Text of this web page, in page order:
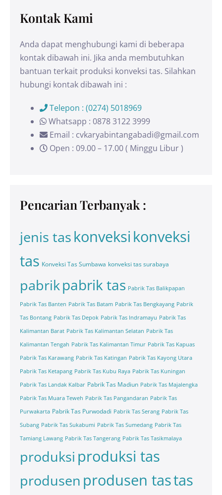
Kontak Kami
Anda dapat menghubungi kami di beberapa
kontak dibawah ini. Jika anda membutuhkan
bantuan terkait produksi konveksi tas. Silahkan
hubungi kontak dibawah ini :
Telepon : (0274) 5018969
Whatsapp : 0878 3122 3999
Email : cvkaryabintangabadi@gmail.com
Open : 09.00 – 17.00 ( Minggu Libur )
Pencarian Terbanyak :
jenis taskonveksi konveksi
tas Konveksi Tas Sumbawa konveksi tas surabaya
pabrikpabrik tas Pabrik Tas Balikpapan
Pabrik Tas Banten Pabrik Tas Batam Pabrik Tas Bengkayang Pabrik
Tas Bontang Pabrik Tas Depok Pabrik Tas Indramayu Pabrik Tas
Kalimantan Barat Pabrik Tas Kalimantan Selatan Pabrik Tas
Kalimantan Tengah Pabrik Tas Kalimantan Timur Pabrik Tas Kapuas
Pabrik Tas Karawang Pabrik Tas Katingan Pabrik Tas Kayong Utara
Pabrik Tas Ketapang Pabrik Tas Kubu Raya Pabrik Tas Kuningan
Pabrik Tas Landak Kalbar Pabrik Tas Madiun Pabrik Tas Majalengka
Pabrik Tas Muara Teweh Pabrik Tas Pangandaran Pabrik Tas
Purwakarta Pabrik Tas Purwodadi Pabrik Tas Serang Pabrik Tas
Subang Pabrik Tas Sukabumi Pabrik Tas Sumedang Pabrik Tas
Tamiang Lawang Pabrik Tas Tangerang Pabrik Tas Tasikmalaya
produksi produksi tas
produsen produsen tastas